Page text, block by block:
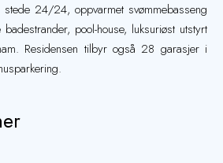
stede 24/24, oppvarmet svømmebasseng
pool-house, luksuriøst utstyrt
Residensen tilbyr også 28 garasjer i